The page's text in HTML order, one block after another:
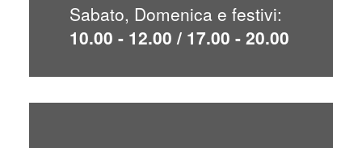
Sabato, Domenica e festivi:
10.00 - 12.00 / 17.00 - 20.00